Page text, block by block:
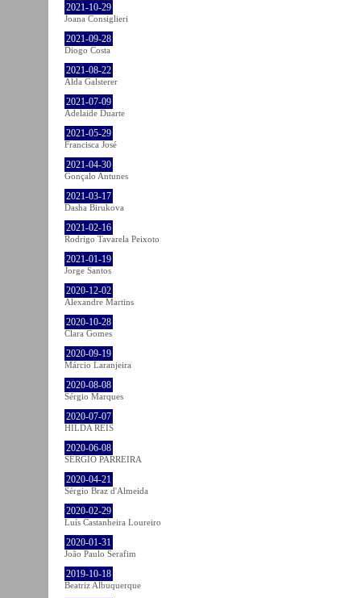
2021-10-29
Joana Consiglieri
2021-09-28
Diogo Costa
2021-08-22
Alda Galsterer
2021-07-09
Adelaide Duarte
2021-05-29
Francisca José
2021-04-30
Gonçalo Antunes
2021-03-17
Dasha Birukova
2021-02-16
Rodrigo Tavarela Peixoto
2021-01-19
Jorge Santos
2020-12-02
Alexandre Martins
2020-10-28
Clara Gomes
2020-09-19
Márcio Laranjeira
2020-08-08
Sérgio Marques
2020-07-07
HILDA REIS
2020-06-08
SÉRGIO PARREIRA
2020-04-21
Sérgio Braz d'Almeida
2020-02-29
Luís Castanheira Loureiro
2020-01-31
João Paulo Serafim
2019-10-18
Beatriz Albuquerque